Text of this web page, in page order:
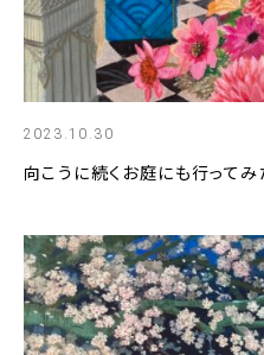
2023.10.30
向こうに続くお庭にも行ってみ